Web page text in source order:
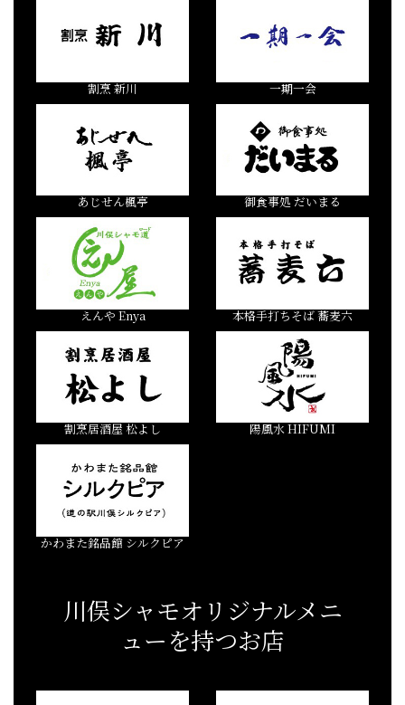
割烹 新川 一期一会
あじせん楓亭 御食事処 だいまる
えんや Enya 本格手打ちそば 蕎麦六
割烹居酒屋 松よし 陽風水 HIFUMI
かわまた銘品館 シルクピア
川俣シャモオリジナルメニ
ューを持つお店